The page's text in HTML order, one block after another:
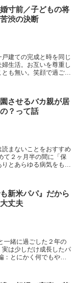
寸前／子どもの将
渋の決断
建ての完成と時を同じ
生活。お互いを尊重し
も無い。笑顔で過ごし
させるバカ親が居
？って話
まないことをおすすめ
て２ヶ月半の間に「保
とあらゆる病気をもら
新米パパ』だから
丈夫
一緒に過ごした２年の
は少しだけ成長したパ
とにかく何でもやっ